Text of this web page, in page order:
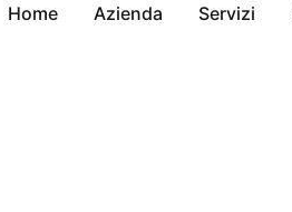
Home Azienda Servizi